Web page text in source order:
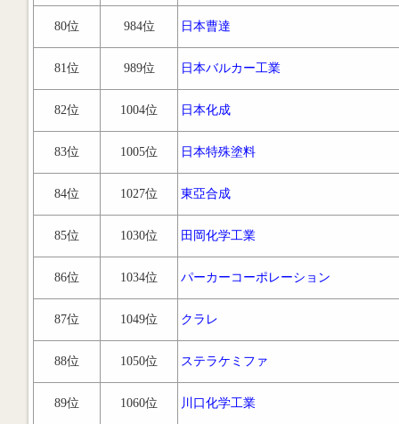
80位 984位 日本曹達
81位 989位 日本バルカー工業
82位 1004位 日本化成
83位 1005位 日本特殊塗料
84位 1027位 東亞合成
85位 1030位 田岡化学工業
86位 1034位 パーカーコーポレーション
87位 1049位 クラレ
88位 1050位 ステラケミファ
89位 1060位 川口化学工業